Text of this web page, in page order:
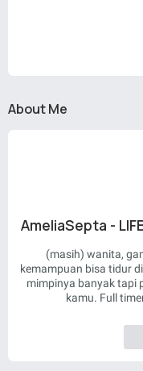
About Me
AmeliaSepta -
(masih) wanita,
kemampuan bisa tidur
mimpinya banyak tapi
kamu. Full